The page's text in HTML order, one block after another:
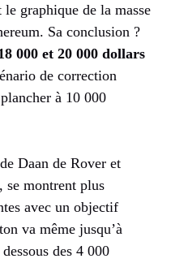
graphique de la masse
Sa conclusion ?
000 et 20 000 dollars
de correction
à 10 000
Daan de Rover et
se montrent plus
avec un objectif
va même jusqu’à
des 4 000